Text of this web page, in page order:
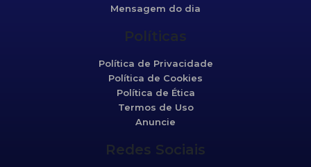
Mensagem do dia
Políticas
Política de Privacidade
Política de Cookies
Política de Ética
Termos de Uso
Anuncie
Redes Sociais